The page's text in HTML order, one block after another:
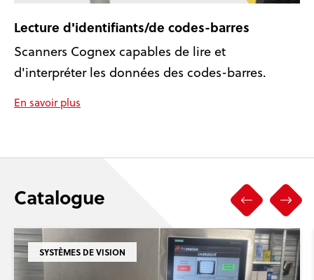
Lecture d'identifiants/de codes-barres
Scanners Cognex capables de lire et
d'interpréter les données des codes-barres.
En savoir plus
Catalogue
SYSTÈMES DE VISION